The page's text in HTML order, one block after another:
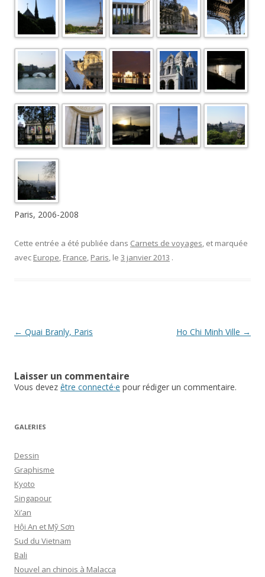
Paris, 2006-2008
Cette entrée a été publiée dans Carnets de voyages, et marquée
avec Europe, France, Paris, le 3 janvier 2013 .
Navigation
← Quai Branly, Paris Ho Chi Minh Ville →
Laisser un commentaire
Vous devez être connecté·e pour rédiger un commentaire.
GALERIES
Dessin
Graphisme
Kyoto
Singapour
Xi’an
Hội An et Mỹ Sơn
Sud du Vietnam
Bali
Nouvel an chinois à Malacca